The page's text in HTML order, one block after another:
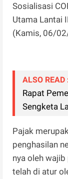
Sosialisasi
Utama Lantai
(Kamis, 06/
ALSO READ
Rapat
Sengketa
Pajak
penghasilan
nya oleh
telah di atur